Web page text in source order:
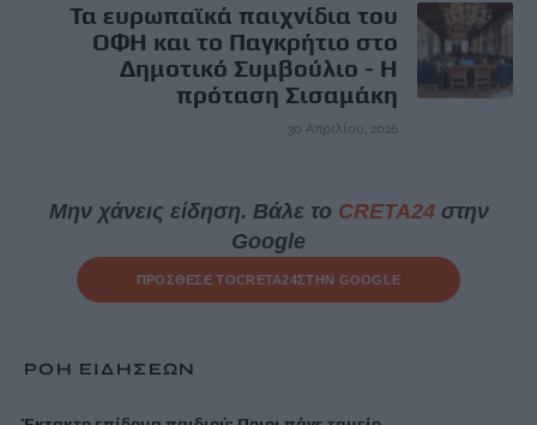
Τα ευρωπαϊκά παιχνίδια του
ΟΦΗ και το Παγκρήτιο στο
Δημοτικό Συμβούλιο - Η
πρόταση Σισαμάκη
30 Απριλίου, 2026
Μην χάνεις είδηση. Βάλε το CRETA24στην
Google
ΠΡΟΣΘΕΣΕ ΤΟCRETA24ΣΤΗΝ GOOGLE
ΡΟΗ ΕΙΔΗΣΕΩΝ